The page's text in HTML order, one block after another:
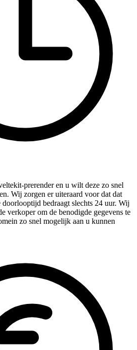
prerender en u wilt deze zo snel
Wij zorgen er uiteraard voor dat dat
bedraagt slechts 24 uur. Wij
verkoper om de benodigde gegevens te
zo snel mogelijk aan u kunnen